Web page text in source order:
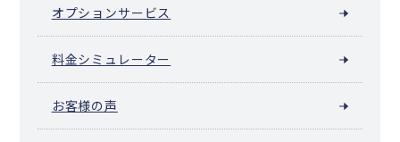
オプションサービス
料金シミュレーター
お客様の声